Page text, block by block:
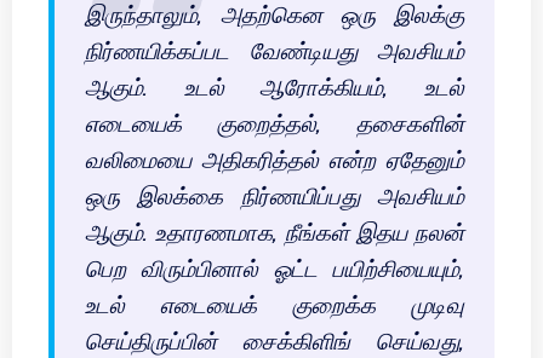
இருந்தாலும், அதற்கென ஒரு இலக்கு
நிர்ணயிக்கப்பட வேண்டியது அவசியம்
ஆகும். உடல் ஆரோக்கியம், உடல்
எடையைக் குறைத்தல், தசைகளின்
வலிமையை அதிகரித்தல் என்ற ஏதேனும்
ஒரு இலக்கை நிர்ணயிப்பது அவசியம்
ஆகும். உதாரணமாக, நீங்கள் இதய நலன்
பெற விரும்பினால் ஓட்ட பயிற்சியையும்,
உடல் எடையைக் குறைக்க முடிவு
செய்திருப்பின் சைக்கிளிங் செய்வது,